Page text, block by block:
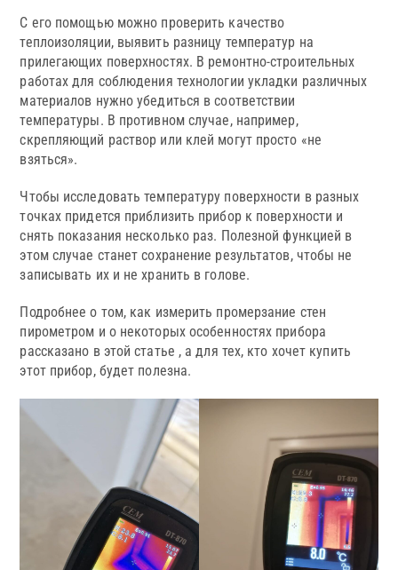
С его помощью можно проверить качество
теплоизоляции, выявить разницу температур на
прилегающих поверхностях. В ремонтно-строительных
работах для соблюдения технологии укладки различных
материалов нужно убедиться в соответствии
температуры. В противном случае, например,
скрепляющий раствор или клей могут просто «не
взяться».
Чтобы исследовать температуру поверхности в разных
точках придется приблизить прибор к поверхности и
снять показания несколько раз. Полезной функцией в
этом случае станет сохранение результатов, чтобы не
записывать их и не хранить в голове.
Подробнее о том, как измерить промерзание стен
пирометром и о некоторых особенностях прибора
рассказано в этой статье , а для тех, кто хочет купить
этот прибор, будет полезна.